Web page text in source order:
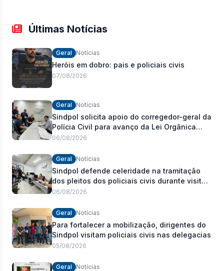
Últimas Notícias
Geral Notícias
Heróis em dobro: pais e policiais civis
07/08/2026
Geral Notícias
Sindpol solicita apoio do corregedor-geral da
Polícia Civil para avanço da Lei Orgânica
Estadual
06/08/2026
Geral Notícias
Sindpol defende celeridade na tramitação
dos pleitos dos policiais civis durante visita
às delegacias
06/08/2026
Geral Notícias
Para fortalecer a mobilização, dirigentes do
Sindpol visitam policiais civis nas delegacias
05/08/2026
Geral Notícias